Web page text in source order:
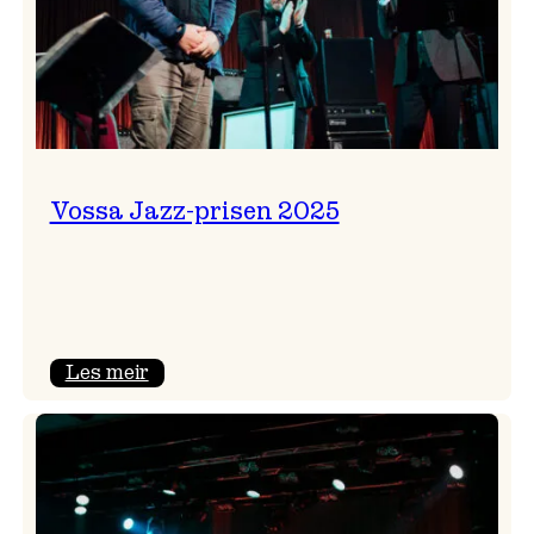
Vossa Jazz-prisen 2025
Les meir:
prisen
2025